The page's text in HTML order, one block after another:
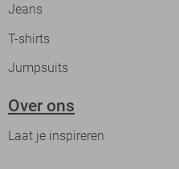
Jeans
T-shirts
Jumpsuits
Over ons
Laat je inspireren